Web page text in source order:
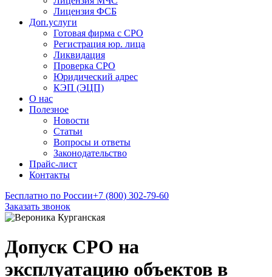
Лицензия ФСБ
Доп.услуги
Готовая фирма с СРО
Регистрация юр. лица
Ликвидация
Проверка СРО
Юридический адрес
КЭП (ЭЦП)
О нас
Полезное
Новости
Статьи
Вопросы и ответы
Законодательство
Прайс-лист
Контакты
Бесплатно по России+7 (800) 302-79-60
Заказать звонок
Допуск СРО на
эксплуатацию объектов в